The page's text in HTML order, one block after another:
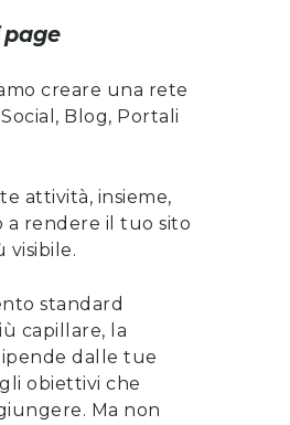
page
creare una rete
Blog, Portali
attività, insieme,
a rendere il tuo sito
visibile.
standard
capillare, la
dalle tue
obiettivi che
Ma non